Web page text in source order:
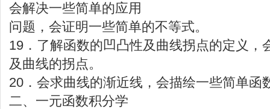
会解决一些简单的应用
问题，会证明一些简单的不等式。
19．了解函数的凹凸性及曲线拐点的定义，
及曲线的拐点。
20．会求曲线的渐近线，会描绘一些简单函
二、一元函数积分学